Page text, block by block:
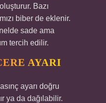
Bazı
biber de eklenir.
sade ama
tercih edilir.
AYARI
ayarı doğru
ya da dağılabilir.